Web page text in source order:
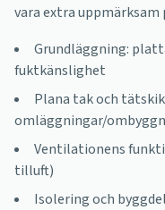
vara extra uppmärksam
Grundläggning:
fuktkänslighet
Plana tak och
omläggningar/
Ventilationens
tilluft)
Isolering och